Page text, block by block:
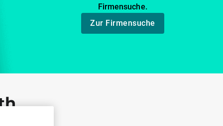
Firmensuche.
Zur Firmensuche